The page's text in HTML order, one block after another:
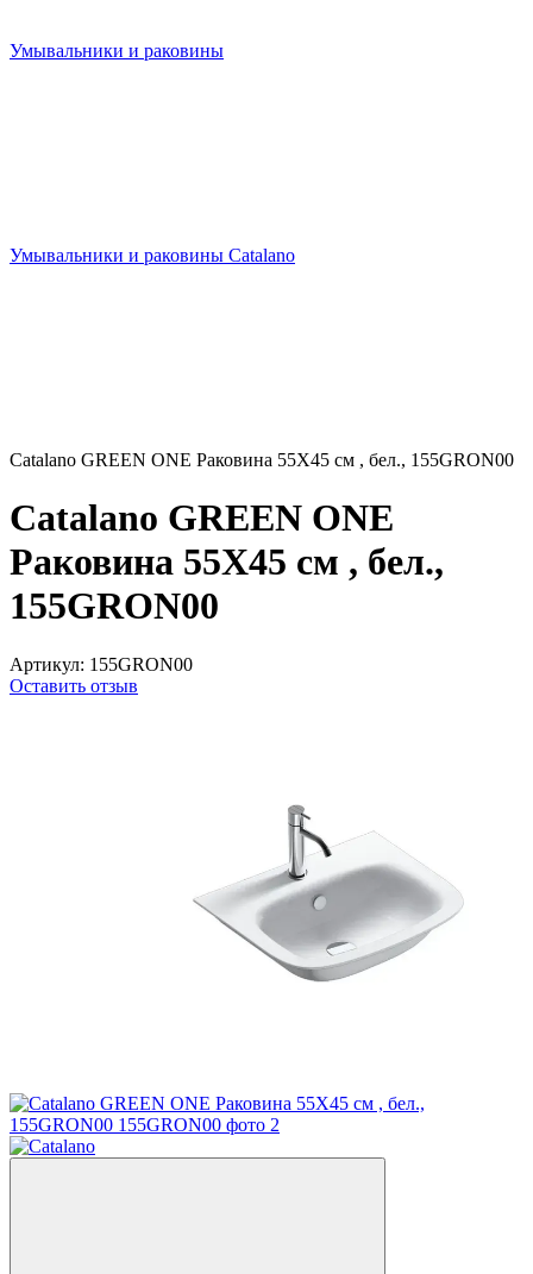
Умывальники и раковины
Умывальники и раковины Catalano
Catalano GREEN ONE Раковина 55X45 см , бел., 155GRON00
Catalano GREEN ONE
Раковина 55X45 см , бел.,
155GRON00
Артикул: 155GRON00
Оставить отзыв